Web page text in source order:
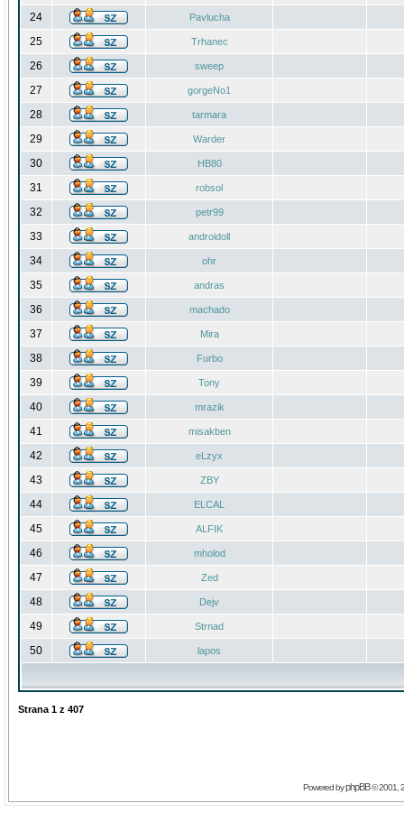
24 Pavlucha
25 Trhanec
26 sweep
27 gorgeNo1
28 tarmara
29 Warder
30 HB80
31 robsol
32 petr99
33 androidoll
34 ohr
35 andras
36 machado
37 Mira
38 Furbo
39 Tony
40 mrazik
41 misakben
42 eLzyx
43 ZBY
44 ELCAL
45 ALFIK
46 mholod
47 Zed
48 Dejv
49 Strnad
50 lapos
Strana 1 z 407
Powered byphpBB© 2001,